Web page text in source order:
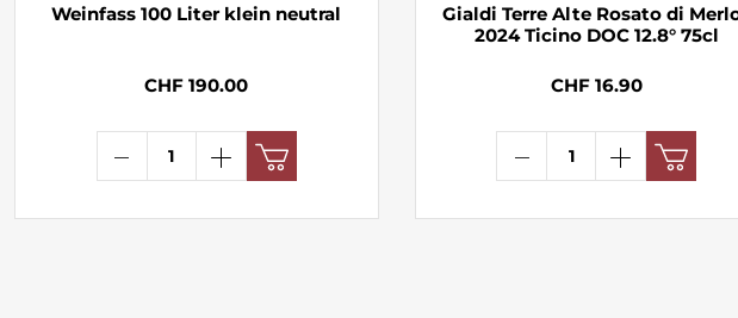
Weinfass 100 Liter klein neutral
CHF 190.00
Gialdi Terre Alte Rosato di
2024 Ticino DOC 12.8° 75cl
CHF 16.90